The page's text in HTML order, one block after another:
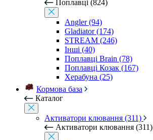
Поплавці (824)
Angler (94)
Gladiator (174)
STREAM (246)
Інші (40)
Поплавці Brain (78)
Поплавці Козак (167)
Херабуна (25)
Кормова база
Каталог
Активатори клювання (311)
Активатори клювання (311)